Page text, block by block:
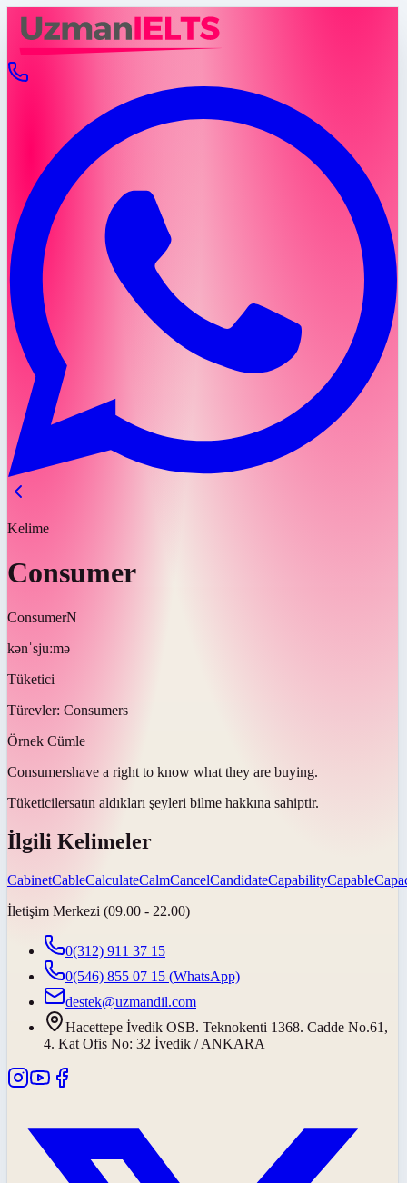
Kelime
Consumer
ConsumerN
kənˈsjuːmə
Tüketici
Türevler: Consumers
Örnek Cümle
Consumershave a right to know what they are buying.
Tüketicilersatın aldıkları şeyleri bilme hakkına sahiptir.
İlgili Kelimeler
CabinetCableCalculateCalmCancelCandidateCapabilityCapable
İletişim Merkezi (09.00 - 22.00)
0(312) 911 37 15
0(546) 855 07 15 (WhatsApp)
destek@uzmandil.com
Hacettepe İvedik OSB. Teknokenti 1368. Cadde No.61,
4. Kat Ofis No: 32 İvedik / ANKARA